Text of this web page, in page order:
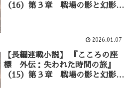
（16）第３章 戦場の影と幻影の
2026.01.07
【長編連載小説】 『こころの座
標 外伝：失われた時間の旅』
（15）第３章 戦場の影と幻影の